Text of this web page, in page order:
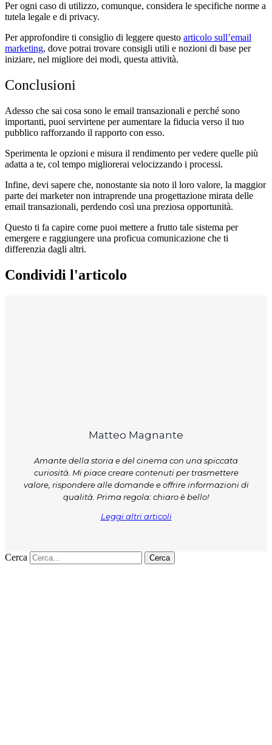
Per ogni caso di utilizzo, comunque, considera le specifiche norme a
tutela legale e di privacy.
Per approfondire ti consiglio di leggere questo articolo sull’email
marketing, dove potrai trovare consigli utili e nozioni di base per
iniziare, nel migliore dei modi, questa attività.
Conclusioni
Adesso che sai cosa sono le email transazionali e perché sono
importanti, puoi servirtene per aumentare la fiducia verso il tuo
pubblico rafforzando il rapporto con esso.
Sperimenta le opzioni e misura il rendimento per vedere quelle più
adatta a te, col tempo migliorerai velocizzando i processi.
Infine, devi sapere che, nonostante sia noto il loro valore, la maggior
parte dei marketer non intraprende una progettazione mirata delle
email transazionali, perdendo così una preziosa opportunità.
Questo ti fa capire come puoi mettere a frutto tale sistema per
emergere e raggiungere una proficua comunicazione che ti
differenzia dagli altri.
Condividi l'articolo
Matteo Magnante
Amante della storia e del cinema con una spiccata
curiosità. Mi piace creare contenuti per trasmettere
valore, rispondere alle domande e offrire informazioni di
qualità. Prima regola: chiaro è bello!
Leggi altri articoli
Cerca Cerca